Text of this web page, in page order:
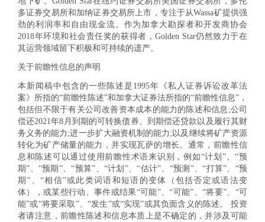
多证券交易所和加纳证券交易所上市，专注于从Wassa矿提供强
劲的利润率和自由现金流 。 作为加拿大勘探者和开发商协会
2018年环境和社会责任奖的获得者，Golden Star仍然致力于在
其运营领域留下积极和可持续的遗产。
关于前瞻性信息的声明
本新闻稿中包含的一些陈述是1995年《私人证券诉讼改革法
案》所指的“前瞻性陈述”和加拿大证券法所指的“前瞻性信息”，
包括但不限于有关公司改善资本成本的能力的陈述和信息;公司
偿还2021年8月到期的可转换债券、到期偿还贷款以及履行其财
务义务的能力;进一步扩大融资机制的能力;以及继续将矿产资源
转化为矿产储量的能力，并实现瓦萨的增长。通常，前瞻性信
息和陈述可以通过使用前瞻性术语来识别，例如“计划”、“预
期”、“预期”、“预算”、“计划”、“估计”、“预测”、“打算”、“预
期”、“相信”或此类词语和短语的变体（包括否定或语法变
体），或某些行动、事件或结果“可能”、“可能”、“将要”、“可
能”或“将要采取”、“发生”或“实现”或其负面含义的陈述。 投资
者请注意，前瞻性陈述和信息本质上是不确定的，并涉及可能